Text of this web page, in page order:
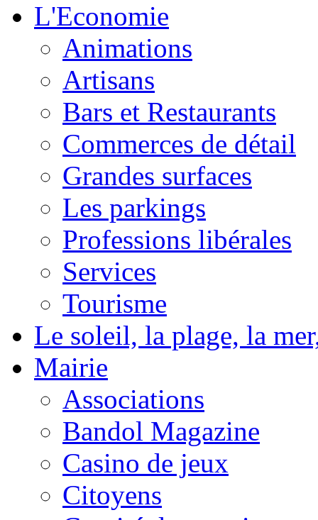
L'Economie
Animations
Artisans
Bars et Restaurants
Commerces de détail
Grandes surfaces
Les parkings
Professions libérales
Services
Tourisme
Le soleil, la plage, la
Mairie
Associations
Bandol Magazine
Casino de jeux
Citoyens